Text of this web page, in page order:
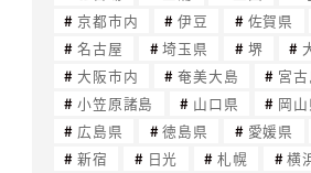
京都市内
伊豆 佐賀県
名古屋
埼玉県 堺
大阪市内
奄美大島 宮
小笠原諸島
山口県 岡
広島県
徳島県 愛媛県
新宿
日光 札幌 横